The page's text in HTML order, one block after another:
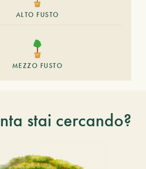
ALTO FUSTO
MEZZO FUSTO
stai cercando?